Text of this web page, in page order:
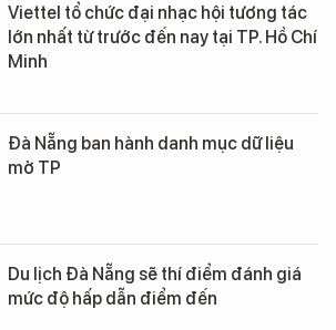
Viettel tổ chức đại nhạc hội tương tác
lớn nhất từ trước đến nay tại TP. Hồ Chí
Minh
Đà Nẵng ban hành danh mục dữ liệu
mở TP
Du lịch Đà Nẵng sẽ thí điểm đánh giá
mức độ hấp dẫn điểm đến